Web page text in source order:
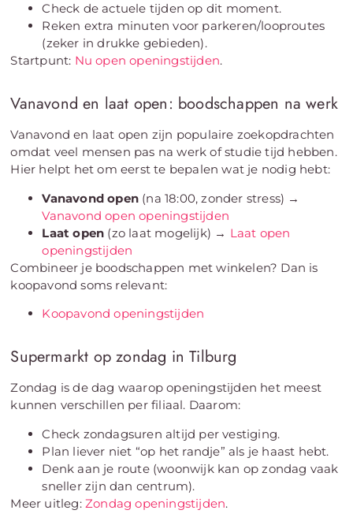
Check de actuele tijden op dit moment.
Reken extra minuten voor parkeren/looproutes
(zeker in drukke gebieden).
Startpunt: Nu open openingstijden.
Vanavond en laat open: boodschappen na werk
Vanavond en laat open zijn populaire zoekopdrachten
omdat veel mensen pas na werk of studie tijd hebben.
Hier helpt het om eerst te bepalen wat je nodig hebt:
Vanavond open (na 18:00, zonder stress) →
Vanavond open openingstijden
Laat open (zo laat mogelijk) → Laat open
openingstijden
Combineer je boodschappen met winkelen? Dan is
koopavond soms relevant:
Koopavond openingstijden
Supermarkt op zondag in Tilburg
Zondag is de dag waarop openingstijden het meest
kunnen verschillen per filiaal. Daarom:
Check zondagsuren altijd per vestiging.
Plan liever niet “op het randje” als je haast hebt.
Denk aan je route (woonwijk kan op zondag vaak
sneller zijn dan centrum).
Meer uitleg:Zondag openingstijden.